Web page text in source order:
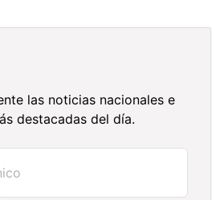
las noticias nacionales e
destacadas del día.